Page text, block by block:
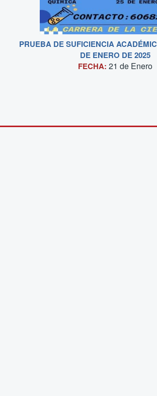
PRUEBA DE SUFICIENCIA
DE ENERO DE 2025
FECHA:21 de Enero